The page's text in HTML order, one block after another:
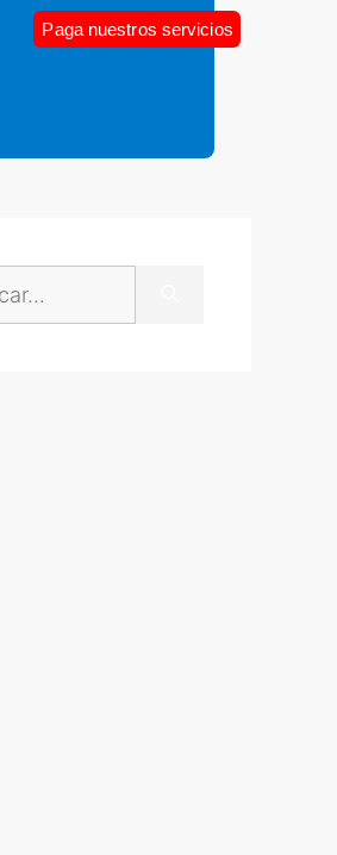
Paga nuestros servicios